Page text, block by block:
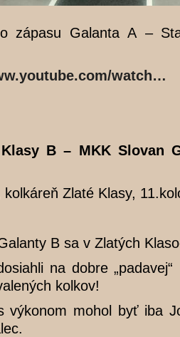
zápasu Galanta A –
watch…
B – MKK Slovan
kolkáreň Zlaté Klasy,
B sa v Zlatých
na dobre
kolkov!
výkonom mohol byť iba